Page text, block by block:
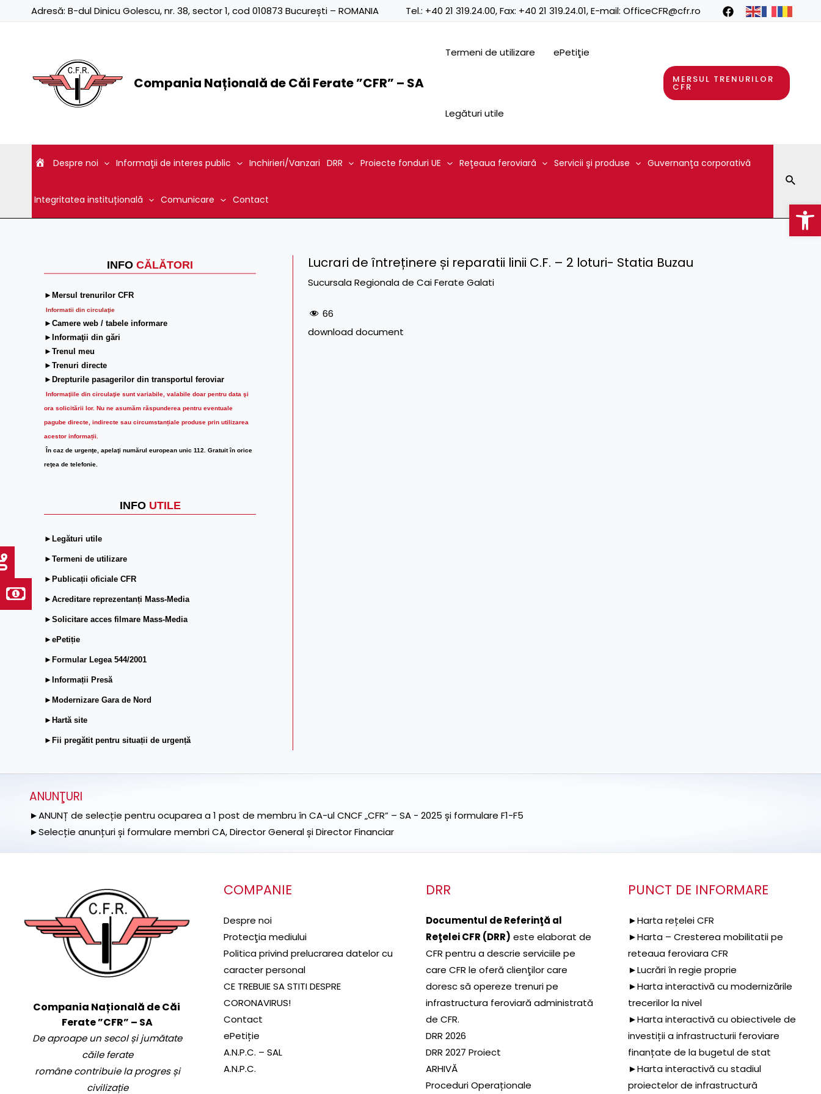
Adresă: B-dul Dinicu Golescu, nr. 38, sector 1, cod 010873 București – ROMANIA Tel.: +40 21 319.24.00, Fax: +40 21 319.24.01, E-mail: OfficeCFR@cfr.ro
Compania Națională de Căi Ferate ”CFR” – SA
Termeni de utilizare ePetiţie
Legături utile
MERSUL TRENURILOR
CFR
Despre noi Informaţii de interes public Inchirieri/Vanzari DRR Proiecte fonduri UE Reţeaua feroviară Servicii şi produse Guvernanţa corporativă
Integritatea instituțională Comunicare Contact
INFO CĂLĂTORI
►Mersul trenurilor CFR
Informatii din circulaţie
►Camere web / tabele informare
►Informaţii din gări
►Trenul meu
►Trenuri directe
►Drepturile pasagerilor din transportul feroviar
Informaţiile din circulaţie sunt variabile, valabile doar pentru data şi
ora solicitării lor. Nu ne asumăm răspunderea pentru eventuale
pagube directe, indirecte sau circumstanțiale produse prin utilizarea
acestor informații.
În caz de urgenţe, apelaţi numărul european unic 112. Gratuit în orice
reţea de telefonie.
INFO UTILE
►Legături utile
►Termeni de utilizare
►Publicații oficiale CFR
►Acreditare reprezentanți Mass-Media
►Solicitare acces filmare Mass-Media
►ePetiție
►Formular Legea 544/2001
►Informații Presă
►Modernizare Gara de Nord
►Hartă site
►Fii pregătit pentru situații de urgență
Lucrari de întreținere și reparatii linii C.F. – 2 loturi- Statia Buzau
Sucursala Regionala de Cai Ferate Galati
66
download document
ANUNŢURI
►ANUNȚ de selecție pentru ocuparea a 1 post de membru în CA-ul CNCF „CFR” – SA - 2025 și formulare F1-F5
►Selecție anunțuri și formulare membri CA, Director General și Director Financiar
Compania Națională de Căi
Ferate ”CFR” – SA
De aproape un secol și jumătate
căile ferate
române contribuie la progres și
civilizație
COMPANIE
Despre noi
Protecţia mediului
Politica privind prelucrarea datelor cu
caracter personal
CE TREBUIE SA STITI DESPRE
CORONAVIRUS!
Contact
ePetiție
A.N.P.C. – SAL
A.N.P.C.
DRR
Documentul de Referinţă al
Reţelei CFR (DRR) este elaborat de
CFR pentru a descrie serviciile pe
care CFR le oferă clienţilor care
doresc să opereze trenuri pe
infrastructura feroviară administrată
de CFR.
DRR 2026
DRR 2027 Proiect
ARHIVĂ
Proceduri Operaționale
PUNCT DE INFORMARE
►Harta rețelei CFR
►Harta – Cresterea mobilitatii pe
reteaua feroviara CFR
►Lucrări în regie proprie
►Harta interactivă cu modernizările
trecerilor la nivel
►Harta interactivă cu obiectivele de
investiții a infrastructurii feroviare
finanțate de la bugetul de stat
►Harta interactivă cu stadiul
proiectelor de infrastructură